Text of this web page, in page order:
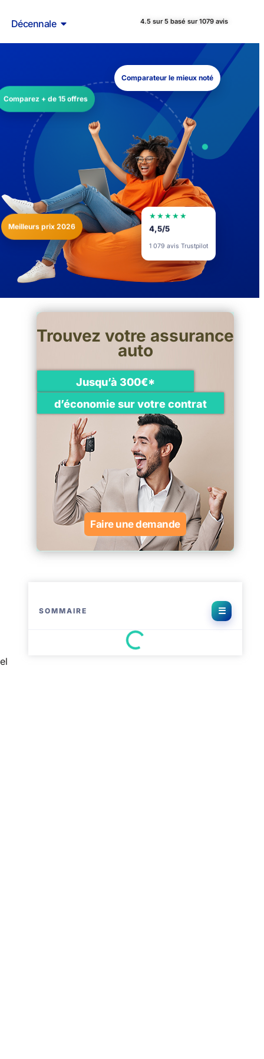
Décennale 4.5 sur 5 basé sur 1079 avis
Comparez + de 15 offres
Meilleurs prix 2026
Comparateur le mieux noté
★★★★★
4,5/5
1 079 avis Trustpilot
SOMMAIRE
Trouvez votre assurance
auto
Jusqu’à 300€*
d’économie sur votre contrat
Faire une demande